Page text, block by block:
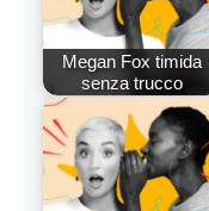
Megan Fox timida
senza trucco